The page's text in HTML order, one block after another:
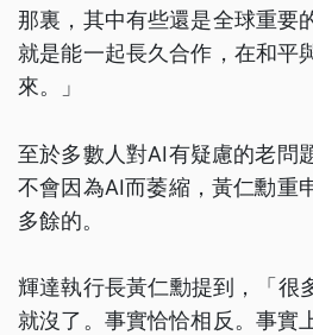
那裏，其中有些還是全球重要
就是能一起長久合作，在和平
來。」
至於多數人對AI有疑慮的老問
不會因為AI而萎縮，黃仁勳重
多餘的。
輝達執行長黃仁勳提到，「很
就沒了。事實恰恰相反。事實